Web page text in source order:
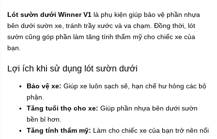
Lót sườn dưới Winner V1 là phụ kiện giúp bảo vệ phần nhựa
bên dưới sườn xe, tránh trầy xước và va chạm. Đồng thời, lót
sườn cũng góp phần làm tăng tính thẩm mỹ cho chiếc xe của
bạn.
Lợi ích khi sử dụng lót sườn dưới
Bảo vệ xe: Giúp xe luôn sạch sẽ, hạn chế hư hỏng các bộ
phận.
Tăng tuổi thọ cho xe: Giúp phần nhựa bên dưới sườn
bền bỉ hơn.
Tăng tính thẩm mỹ: Làm cho chiếc xe của bạn trở nên nổi